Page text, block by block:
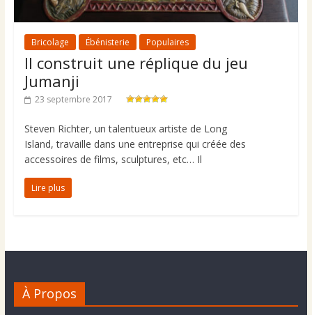
Bricolage Ébénisterie Populaires
Il construit une réplique du jeu
Jumanji
23 septembre 2017
Steven Richter, un talentueux artiste de Long
Island, travaille dans une entreprise qui créée des
accessoires de films, sculptures, etc… Il
Lire plus
À Propos